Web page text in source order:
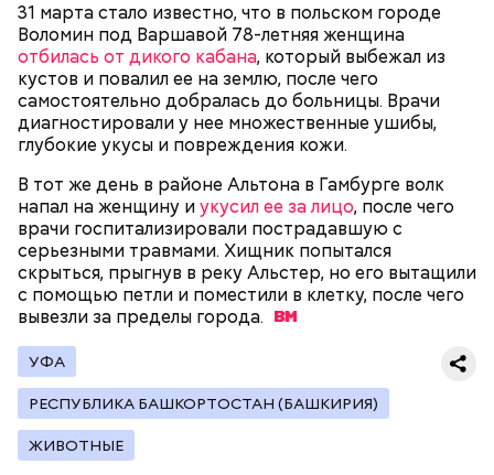
31 марта стало известно, что в польском городе
Воломин под Варшавой 78-летняя женщина
отбилась от дикого кабана, который выбежал из
кустов и повалил ее на землю, после чего
самостоятельно добралась до больницы. Врачи
диагностировали у нее множественные ушибы,
глубокие укусы и повреждения кожи.
В тот же день в районе Альтона в Гамбурге волк
напал на женщину иукусил ее за лицо, после чего
врачи госпитализировали пострадавшую с
серьезными травмами. Хищник попытался
скрыться, прыгнув в реку Альстер, но его вытащили
с помощью петли и поместили в клетку, после чего
вывезли за пределы города.
УФА
РЕСПУБЛИКА БАШКОРТОСТАН (БАШКИРИЯ)
ЖИВОТНЫЕ
— Гасанов, являясь индивидуальным
предпринимателем, осуществлял
предпринимательскую деятельность в области
сетях. С целью сокрытия своих доходов часть
денежных средств от спонсоров розыгрышей,
покупателей различных мотивационных курсов и
прогнозов ставок на спорт Гасанов получал на
свои личные лицевые счета как физического лица, а
Родственники обналичивали деньги и возвращали
их Гасанову. А чтобы пользоваться деньгами и не
вызвать подозрений у налоговой, Гасанов либо
распределял их между еще несколькими счетами,
либопокупал на них квартиры.
Следующим подопытным стал друг детства
Миссюры Константин. 3 февраля того же года,
когда молодые люди ехали вместе в машине,
подозреваемый угостил приятеля морсом с
этиленгликолем. Через два дня Константин умер в
больнице.